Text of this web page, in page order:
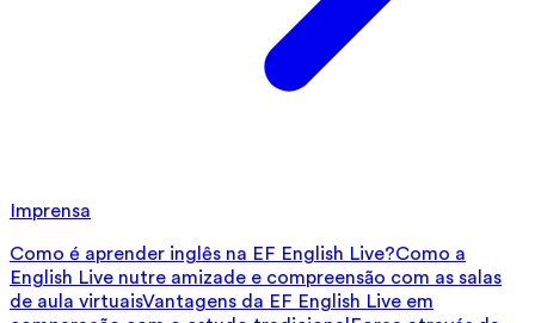
Imprensa
Como é aprender inglês na EF English Live?Como a
English Live nutre amizade e compreensão com as salas
de aula virtuaisVantagens da EF English Live em